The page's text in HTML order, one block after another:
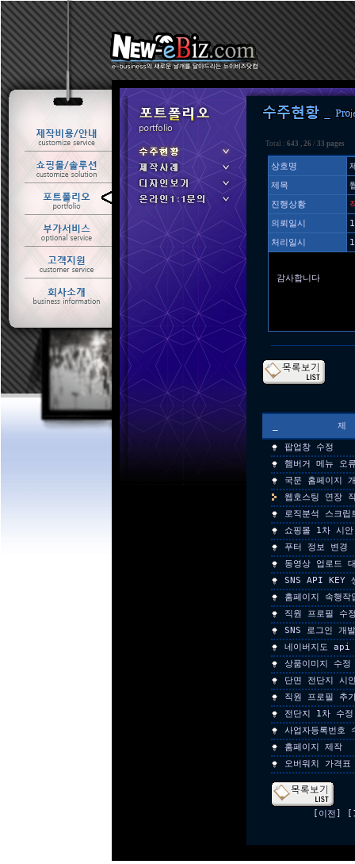
Total : 643 , 26 / 33 pages
상호명
제목
진행상황
의뢰일시
처리일시
감사합니다
팝업창 수정
햄버거 메뉴 오
국문 홈페이지
웹호스팅 연장
로직분석 스크립
쇼핑몰 1차 시안
푸터 정보 변경
동영상 업로드
SNS API KEY
홈페이지 속행작
직원 프로필 수
SNS 로그인 개발
네이버지도 api
상품이미지 수정
단면 전단지 시
직원 프로필 추
전단지 1차 수정
사업자등록번호
홈페이지 제작
오버워치 가격표
[이전]
ㆍ 수주현황
ㆍ 제작사례